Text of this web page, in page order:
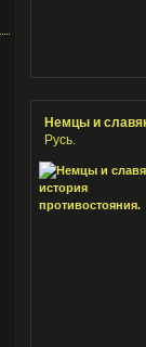
Немцы и
Русь.